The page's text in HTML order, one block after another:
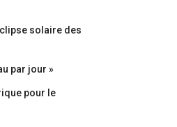
solaire des
par jour »
pour le